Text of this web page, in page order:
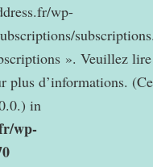
wp-
». Veuillez lire
plus d’informations. (Ce
in
wp-